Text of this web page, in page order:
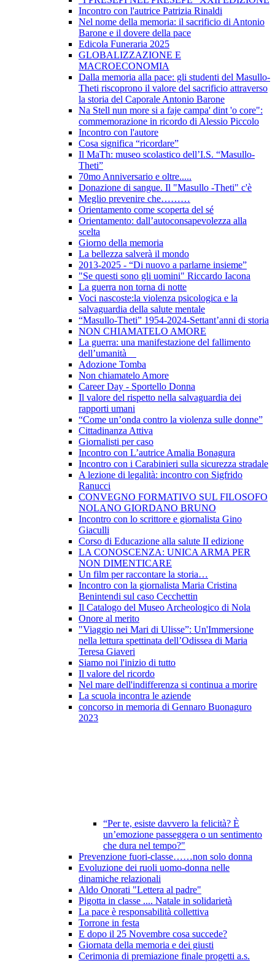
Incontro con l'autrice Patrizia Rinaldi
Nel nome della memoria: il sacrificio di Antonio
Barone e il dovere della pace
Edicola Funeraria 2025
GLOBALIZZAZIONE E
MACROECONOMIA
Dalla memoria alla pace: gli studenti del Masullo-
Theti riscoprono il valore del sacrificio attraverso
la storia del Caporale Antonio Barone
Na Stell nun more si a faje campa' dint 'o core":
commemorazione in ricordo di Alessio Piccolo
Incontro con l'autore
Cosa significa “ricordare”
Il MaTh: museo scolastico dell’I.S. “Masullo-
Theti”
70mo Anniversario e oltre.....
Donazione di sangue. Il "Masullo -Theti" c'è
Meglio prevenire che………
Orientamento come scoperta del sé
Orientamento: dall’autoconsapevolezza alla
scelta
Giorno della memoria
La bellezza salverà il mondo
2013-2025 - “Di nuovo a parlarne insieme”
"Se questi sono gli uomini" Riccardo Iacona
La guerra non torna di notte
Voci nascoste:la violenza psicologica e la
salvaguardia della salute mentale
“Masullo-Theti” 1954-2024-Settant’anni di storia
NON CHIAMATELO AMORE
La guerra: una manifestazione del fallimento
dell’umanità
Adozione Tomba
Non chiamatelo Amore
Career Day - Sportello Donna
Il valore del rispetto nella salvaguardia dei
rapporti umani
“Come un’onda contro la violenza sulle donne”
Cittadinanza Attiva
Giornalisti per caso
Incontro con L’autrice Amalia Bonagura
Incontro con i Carabinieri sulla sicurezza stradale
A lezione di legalità: incontro con Sigfrido
Ranucci
CONVEGNO FORMATIVO SUL FILOSOFO
NOLANO GIORDANO BRUNO
Incontro con lo scrittore e giornalista Gino
Giaculli
Corso di Educazione alla salute II edizione
LA CONOSCENZA: UNICA ARMA PER
NON DIMENTICARE
Un film per raccontare la storia…
Incontro con la giornalista Maria Cristina
Benintendi sul caso Cecchettin
Il Catalogo del Museo Archeologico di Nola
Onore al merito
"Viaggio nei Mari di Ulisse”: Un'Immersione
nella lettura spettinata dell’Odissea di Maria
Teresa Giaveri
Siamo noi l'inizio di tutto
Il valore del ricordo
Nel mare dell'indifferenza si continua a morire
La scuola incontra le aziende
concorso in memoria di Gennaro Buonaguro
2023
“Per te, esiste davvero la felicità? È
un’emozione passeggera o un sentimento
che dura nel tempo?"
Prevenzione fuori-classe……non solo donna
Evoluzione dei ruoli uomo-donna nelle
dinamiche relazionali
Aldo Onorati "Lettera al padre"
Pigotta in classe .... Natale in solidarietà
La pace è responsabilità collettiva
Torrone in festa
E dopo il 25 Novembre cosa succede?
Giornata della memoria e dei giusti
Cerimonia di premiazione finale progetti a.s.